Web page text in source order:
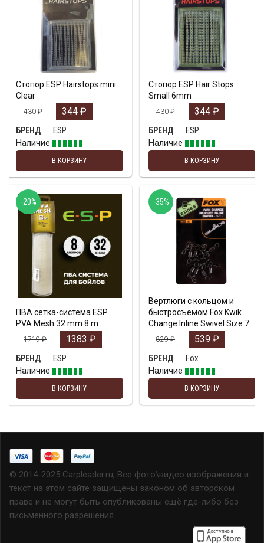
Стопор ESP Hairstops mini
Clear
430₽ 344 ₽
БРЕНД
ESP
Наличие
В КОРЗИНУ
Стопор ESP Hair Stops
Small 6mm
430₽ 344 ₽
БРЕНД
ESP
Наличие
В КОРЗИНУ
ПВА сетка-система ESP
PVA Mesh 32 mm 8 m
1719₽ 1383 ₽
БРЕНД
ESP
Наличие
В КОРЗИНУ
-20%
Вертлюги с кольцом и
быстросъемом Fox Kwik
Change Inline Swivel Size 7
829₽ 539 ₽
БРЕНД
Fox
Наличие
В КОРЗИНУ
-35%
© 2014-2025 Carpleader.ru, Все фото\видео изображения и
текст на этом сайте защищены законом об авторском
праве и не могут быть опубликованы ещё где-либо без
письменного разрешения.